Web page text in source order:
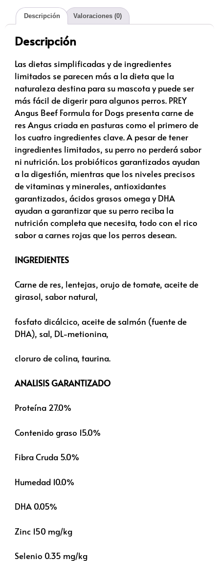
Descripción Valoraciones (0)
Descripción
Las dietas simplificadas y de ingredientes
limitados se parecen más a la dieta que la
naturaleza destina para su mascota y puede ser
más fácil de digerir para algunos perros. PREY
Angus Beef Formula for Dogs presenta carne de
res Angus criada en pasturas como el primero de
los cuatro ingredientes clave. A pesar de tener
ingredientes limitados, su perro no perderá sabor
ni nutrición. Los probióticos garantizados ayudan
a la digestión, mientras que los niveles precisos
de vitaminas y minerales, antioxidantes
garantizados, ácidos grasos omega y DHA
ayudan a garantizar que su perro reciba la
nutrición completa que necesita, todo con el rico
sabor a carnes rojas que los perros desean.
INGREDIENTES
Carne de res, lentejas, orujo de tomate, aceite de
girasol, sabor natural,
fosfato dicálcico, aceite de salmón (fuente de
DHA), sal, DL-metionina,
cloruro de colina, taurina.
ANALISIS GARANTIZADO
Proteína 27.0%
Contenido graso 15.0%
Fibra Cruda 5.0%
Humedad 10.0%
DHA 0.05%
Zinc 150 mg/kg
Selenio 0.35 mg/kg